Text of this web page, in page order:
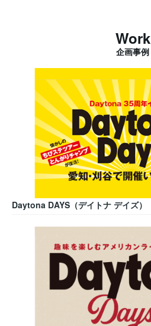
Work
企画事例
Daytona DAYS（デイトナ デイズ）